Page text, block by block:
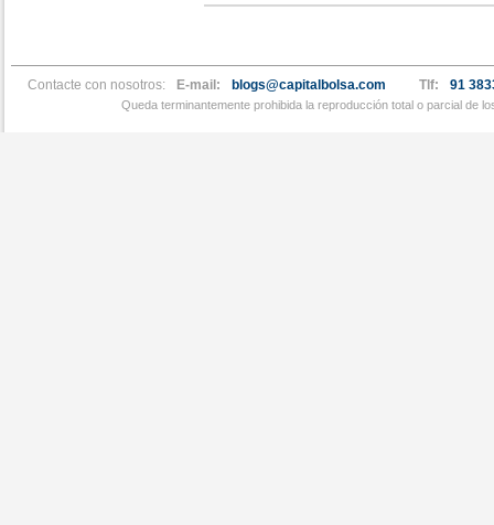
Contacte con nosotros: E-mail: blogs@capitalbolsa.com Tlf: 91
Queda terminantemente prohibida la reproducción total o parcial de